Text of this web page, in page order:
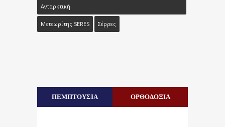
Ανταρκτική
Mετεωρίτης SERES Σέρρες
ΠΕΜΠΤΟΥΣΙΑ ΟΡΘΟΔΟΞΙΑ